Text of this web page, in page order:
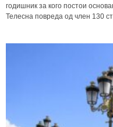
годишник за кого постои
Телесна повреда од член 130